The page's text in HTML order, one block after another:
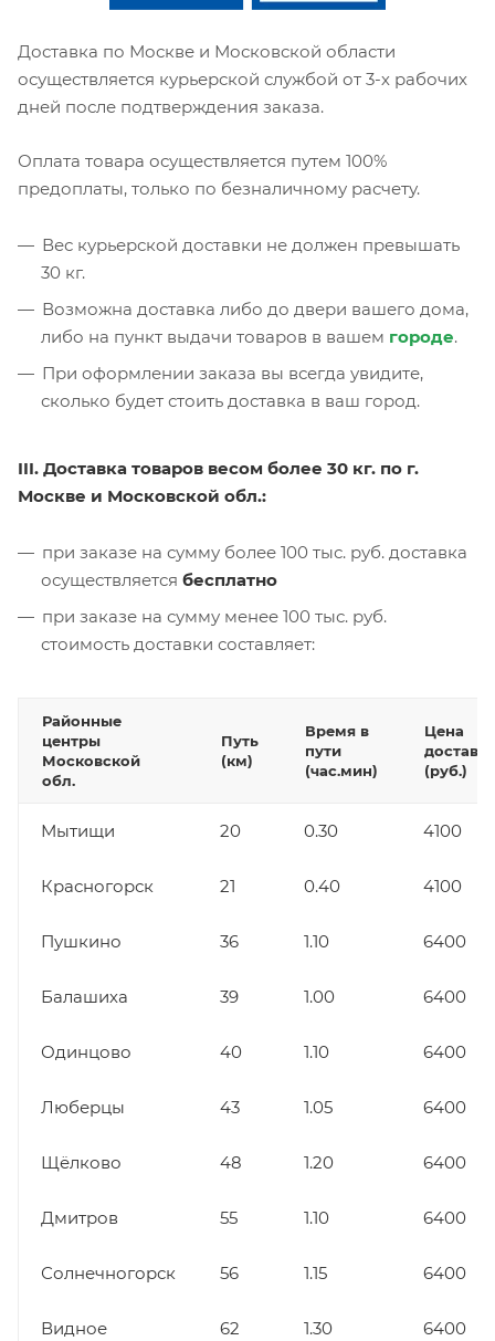
Доставка по Москве и Московской области
осуществляется курьерской службой от 3-х рабочих
дней после подтверждения заказа.
Оплата товара осуществляется путем 100%
предоплаты, только по безналичному расчету.
Вес курьерской доставки не должен превышать
30 кг.
Возможна доставка либо до двери вашего дома,
либо на пункт выдачи товаров в вашем городе.
При оформлении заказа вы всегда увидите,
сколько будет стоить доставка в ваш город.
III. Доставка товаров весом более 30 кг. по г.
Москве и Московской обл.:
при заказе на сумму более 100 тыс. руб. доставка
осуществляется бесплатно
при заказе на сумму менее 100 тыс. руб.
стоимость доставки составляет:
Районные
центры
Московской
обл.
Путь
(км)
Время в
пути
(час.мин)
Цена
(руб.)
Мытищи 20 0.30 4100
Красногорск 21 0.40 4100
Пушкино 36 1.10 6400
Балашиха 39 1.00 6400
Одинцово 40 1.10 6400
Люберцы 43 1.05 6400
Щёлково 48 1.20 6400
Дмитров 55 1.10 6400
Солнечногорск 56 1.15 6400
Видное 62 1.30 6400